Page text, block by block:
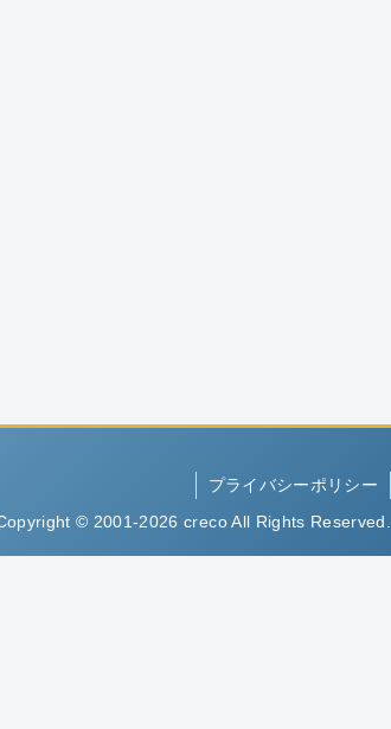
プライバシーポリシー
© 2001-2026 creco All Rights Reserved.